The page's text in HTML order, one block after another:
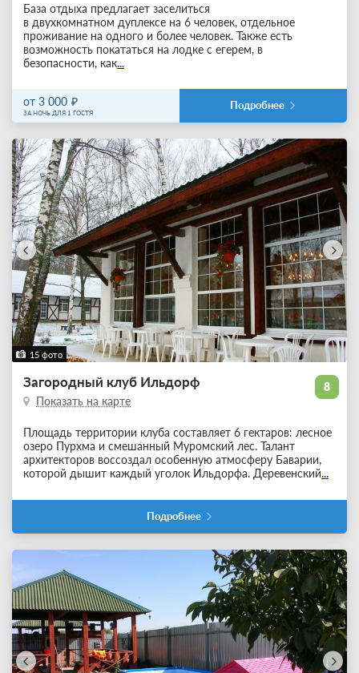
База отдыха предлагает заселиться
в двухкомнатном дуплексе на 6 человек, отдельное
проживание на одного и более человек. Также есть
возможность покататься на лодке с егерем, в
безопасности, как...
от 3 000
ЗА НОЧЬ ДЛЯ 1 ГОСТЯ
Подробнее
15 фото
8
Загородный клуб Ильдорф
Показать на карте
Площадь территории клуба составляет 6 гектаров: лесное
озеро Пурхма и смешанный Муромский лес. Талант
архитекторов воссоздал особенную атмосферу Баварии,
которой дышит каждый уголок Ильдорфа. Деревенский...
Подробнее